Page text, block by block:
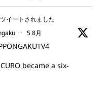
イートされました
· 5 8月
became a six-